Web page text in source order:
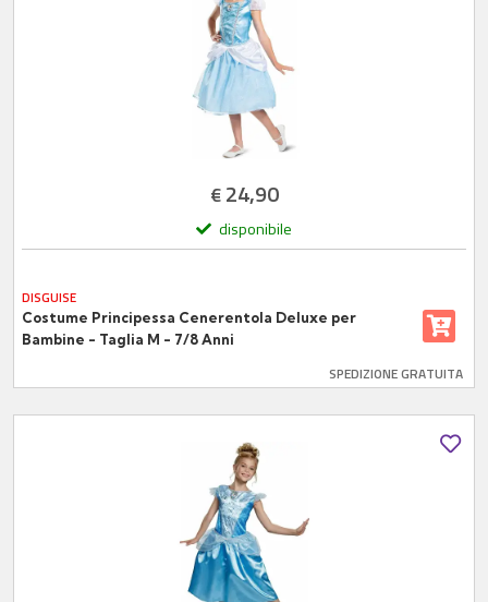
€24,90
disponibile
DISGUISE
Costume Principessa Cenerentola Deluxe per
Bambine - Taglia M - 7/8 Anni
SPEDIZIONE GRATUITA